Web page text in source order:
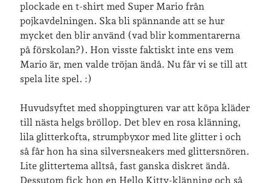
Jag bokförmin läsning på Goodreads.
Geocaching
plockade en t-shirt med Super Mario från
pojkavdelningen. Ska bli spännande att se hur
mycket den blir använd (vad blir kommentarerna
på förskolan?). Hon visste faktiskt inte ens vem
Mario är, men valde tröjan ändå. Nu får vi se till att
spela lite spel. :)
Huvudsyftet med shoppingturen var att köpa kläder
till nästa helgs bröllop. Det blev en rosa klänning,
lila glitterkofta, strumpbyxor med lite glitter i och
så får hon ha sina silversneakers med glittersnören.
Lite glittertema alltså, fast ganska diskret ändå.
Dessutom fick hon en Hello Kitty-klänning och så